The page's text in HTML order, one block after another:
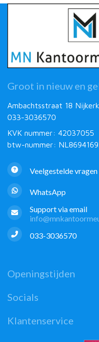
Groot in nieuw en
Ambachtsstraat 18 Nijkerk
033-3036570
KVK nummer: 42037055
btw-nummer:
Veelgestelde vragen
WhatsApp
Support via email
033-3036570
Openingstijden
Socials
Klantenservice